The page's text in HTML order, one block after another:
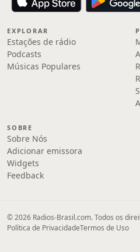
EXPLORAR
Estações de rádio
Podcasts
Músicas Populares
SOBRE
Sobre Nós
Adicionar emissora
Widgets
Feedback
© 2026 Radios-Brasil.com. Todos os
Política de PrivacidadeTermos de Uso